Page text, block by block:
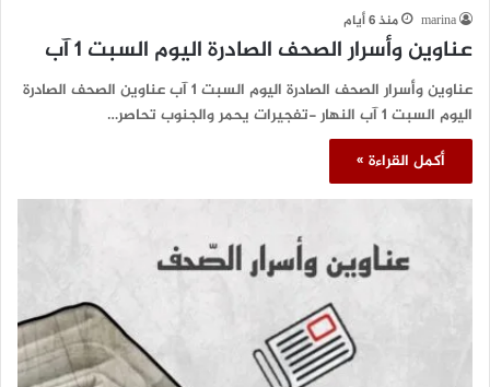
marina منذ 6 أيام
عناوين وأسرار الصحف الصادرة اليوم السبت 1 آب
عناوين وأسرار الصحف الصادرة اليوم السبت 1 آب عناوين الصحف الصادرة
اليوم السبت 1 آب النهار -تفجيرات يحمر والجنوب تحاصر…
أكمل القراءة »